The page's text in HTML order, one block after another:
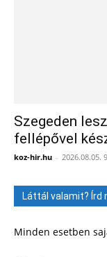
Szegeden
fellépővel
koz-hir.hu - 2026.08.05.
Láttál valamit? Írd
Minden esetben